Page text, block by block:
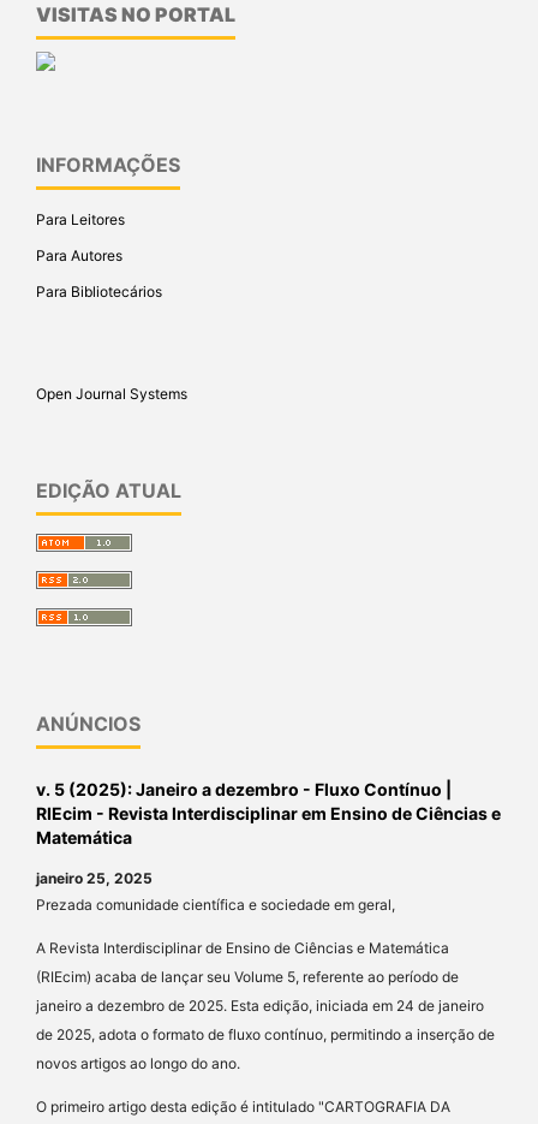
VISITAS NO PORTAL
INFORMAÇÕES
Para Leitores
Para Autores
Para Bibliotecários
Open Journal Systems
EDIÇÃO ATUAL
ANÚNCIOS
v. 5 (2025): Janeiro a dezembro - Fluxo Contínuo |
RIEcim - Revista Interdisciplinar em Ensino de Ciências e
Matemática
janeiro 25, 2025
Prezada comunidade científica e sociedade em geral,
A Revista Interdisciplinar de Ensino de Ciências e Matemática
(RIEcim) acaba de lançar seu Volume 5, referente ao período de
janeiro a dezembro de 2025. Esta edição, iniciada em 24 de janeiro
de 2025, adota o formato de fluxo contínuo, permitindo a inserção de
novos artigos ao longo do ano.
O primeiro artigo desta edição é intitulado "CARTOGRAFIA DA